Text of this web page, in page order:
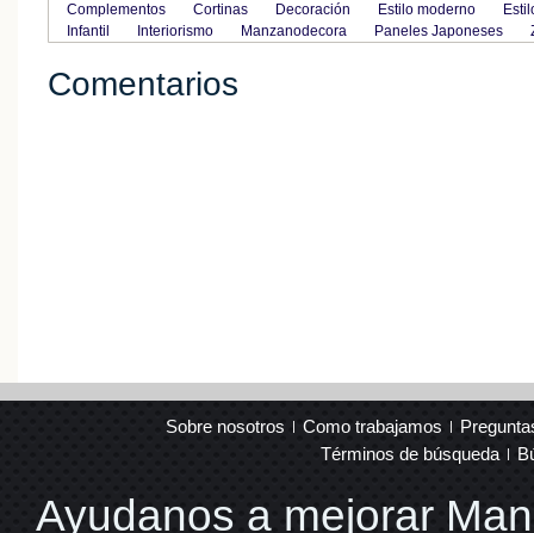
Complementos Cortinas Decoración Estilo moderno
Infantil
Interiorismo Manzanodecora Paneles Japoneses
Comentarios
Sobre nosotros Como trabajamos
Términos de búsqueda
Ayudanos a mejorar